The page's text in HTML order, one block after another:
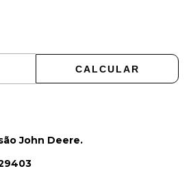
CALCULAR
John Deere.